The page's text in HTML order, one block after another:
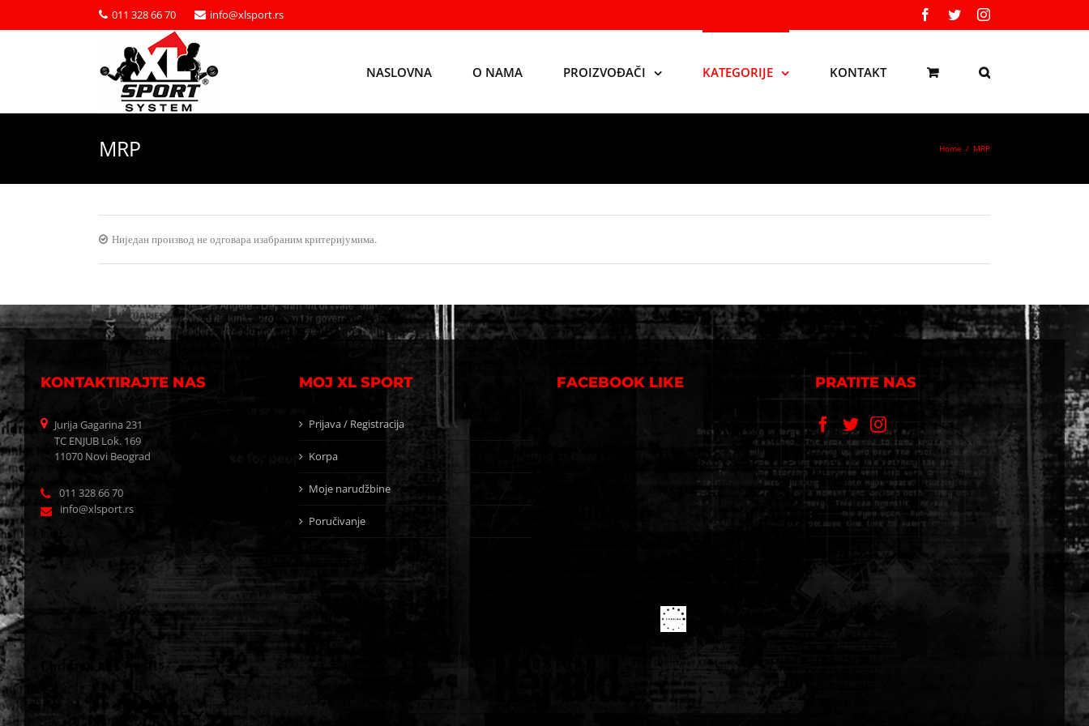
011 328 66 70 info@xlsport.rs Facebook
TwitterInstagram
NASLOVNA O NAMA PROIZVOĐAČI KATEGORIJE KONTAKT
MRP Home / MRP
Ниједан производ не одговара изабраним критеријумима.
KONTAKTIRAJTE NAS
Jurija Gagarina 231
TC ENJUB Lok. 169
11070 Novi Beograd
011 328 66 70
info@xlsport.rs
MOJ XL SPORT
Prijava / Registracija
Korpa
Moje narudžbine
Poručivanje
FACEBOOK LIKE PRATITE NAS